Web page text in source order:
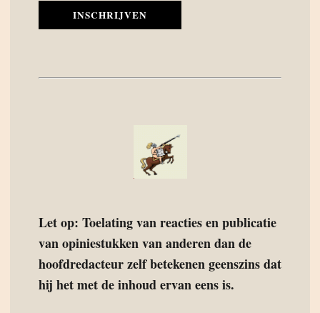
INSCHRIJVEN
Let op: Toelating van reacties en publicatie
van opiniestukken van anderen dan de
hoofdredacteur zelf betekenen geenszins dat
hij het met de inhoud ervan eens is.